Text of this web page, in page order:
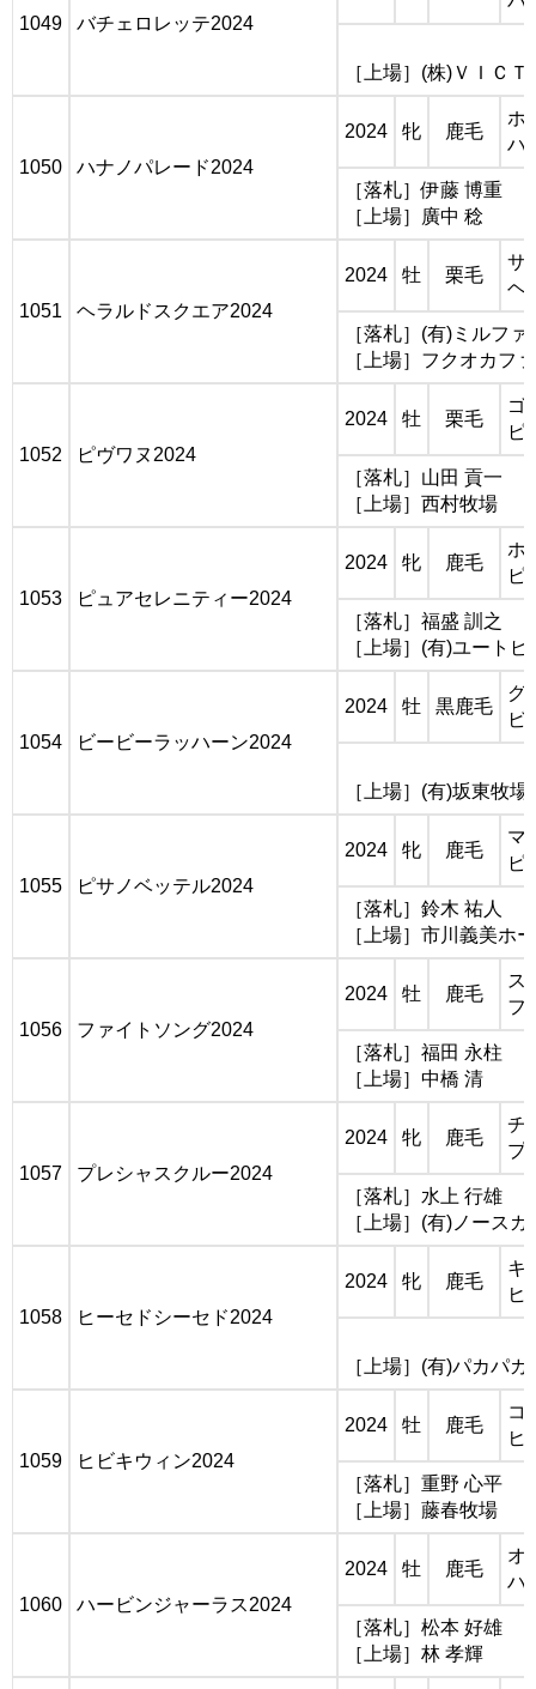
1049 バチェロレッテ2024
［上場］(株)ＶＩＣＴ
1050 ハナノパレード2024
2024 牝 鹿毛
ホ
ハ
［落札］伊藤 博重
［上場］廣中 稔
1051 ヘラルドスクエア2024
2024 牡 栗毛
サ
ヘ
［落札］(有)ミルファ
［上場］フクオカフ
1052 ピヴワヌ2024
2024 牡 栗毛
ゴ
ピ
［落札］山田 貢一
［上場］西村牧場
1053 ピュアセレニティー2024
2024 牝 鹿毛
ホ
ピ
［落札］福盛 訓之
［上場］(有)ユートピ
1054 ビービーラッハーン2024
2024 牡 黒鹿毛
グ
ビ
［上場］(有)坂東牧場
1055 ピサノベッテル2024
2024 牝 鹿毛
マ
ピ
［落札］鈴木 祐人
［上場］市川義美ホ
1056 ファイトソング2024
2024 牡 鹿毛
ス
フ
［落札］福田 永柱
［上場］中橋 清
1057 プレシャスクルー2024
2024 牝 鹿毛
チ
プ
［落札］水上 行雄
［上場］(有)ノースガ
1058 ヒーセドシーセド2024
2024 牝 鹿毛
キ
ヒ
［上場］(有)パカパ
1059 ヒビキウィン2024
2024 牡 鹿毛
コ
ヒ
［落札］重野 心平
［上場］藤春牧場
1060 ハービンジャーラス2024
2024 牡 鹿毛
オ
ハ
［落札］松本 好雄
［上場］林 孝輝